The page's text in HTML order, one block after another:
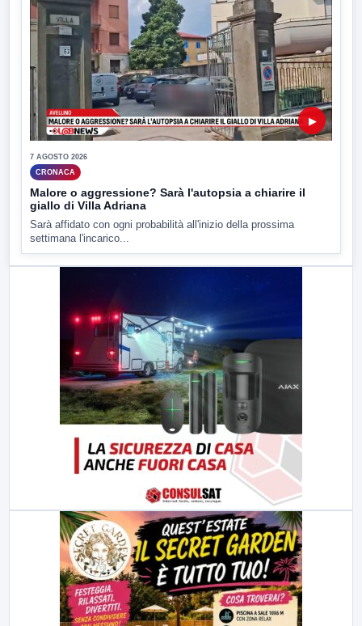
▶
7 AGOSTO 2026
CRONACA
Malore o aggressione? Sarà l'autopsia a chiarire il
giallo di Villa Adriana
Sarà affidato con ogni probabilità all'inizio della prossima
settimana l'incarico...